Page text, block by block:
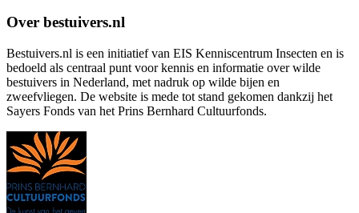
Over bestuivers.nl
Bestuivers.nl is een initiatief van EIS Kenniscentrum Insecten en is
bedoeld als centraal punt voor kennis en informatie over wilde
bestuivers in Nederland, met nadruk op wilde bijen en
zweefvliegen. De website is mede tot stand gekomen dankzij het
Sayers Fonds van het Prins Bernhard Cultuurfonds.